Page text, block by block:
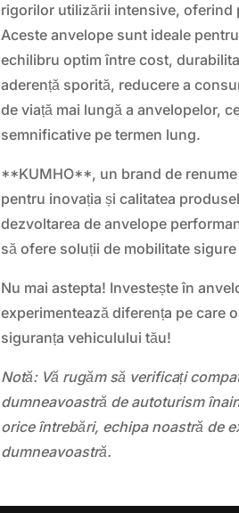
rigorilor utilizării intensive, oferind
Aceste anvelope sunt ideale
echilibru optim între cost,
aderență sporită, reducere a
de viață mai lungă a anvelopelor,
semnificative pe termen lung.
**KUMHO**, un brand de
pentru inovația și calitatea
dezvoltarea de anvelope
să ofere soluții de mobilitate
Nu mai astepta! Investește în
experimentează diferența pe care
siguranța vehiculului tău!
Notă: Vă rugăm să verificați
dumneavoastră de autoturism
orice întrebări, echipa noastră de
dumneavoastră.